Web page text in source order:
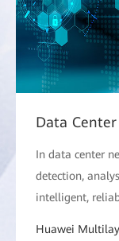
Data
In data center
detection,
intelligent,
Huawei